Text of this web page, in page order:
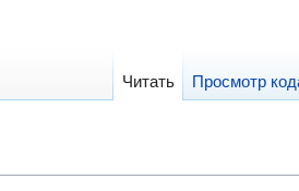
Читать Просмотр